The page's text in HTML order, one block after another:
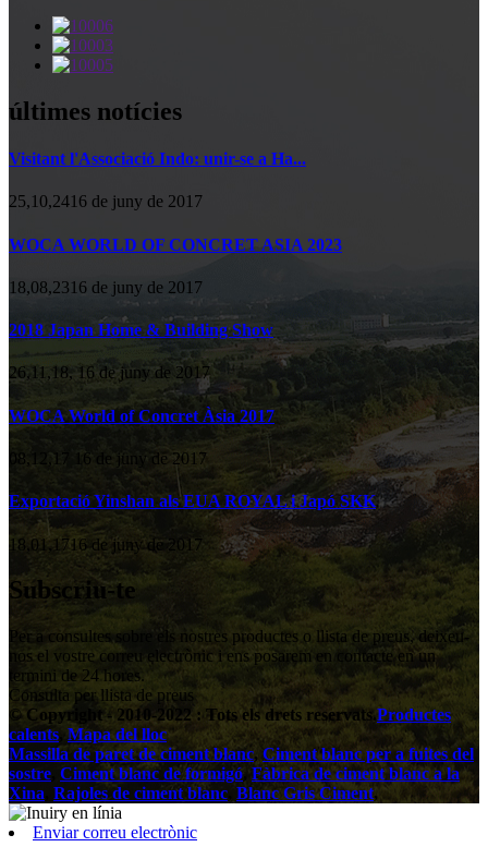
últimes notícies
Visitant l'Associació Indo: unir-se a Ha...
25,10,2416 de juny de 2017
WOCA WORLD OF CONCRET ASIA 2023
18,08,2316 de juny de 2017
2018 Japan Home & Building Show
26,11,18, 16 de juny de 2017
WOCA World of Concret Àsia 2017
08,12,17 16 de juny de 2017
Exportació Yinshan als EUA ROYAL i Japó SKK
18,01,1716 de juny de 2017
Subscriu-te
Per a consultes sobre els nostres productes o llista de preus, deixeu-
nos el vostre correu electrònic i ens posarem en contacte en un
termini de 24 hores.
Consulta per llista de preus
© Copyright - 2010-2022 : Tots els drets reservats.Productes
calents, Mapa del lloc
Massilla de paret de ciment blanc, Ciment blanc per a fuites del
sostre Ciment blanc de formigó, Fàbrica de ciment blanc a la
Xina Rajoles de ciment blanc Blanc Gris Ciment,
Enviar correu electrònic